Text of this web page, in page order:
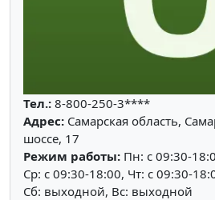
Тел.: 8-800-250-3****
Адрес: Самарская область,
шоссе, 17
Режим работы: Пн: c 09:30-
Ср: c 09:30-18:00, Чт: c 09:30-
Сб: выходной, Вс: выходной